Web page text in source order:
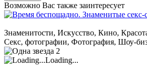
Возможно Вас также заинтересует
Знаменитости, Искусство, Кино,
Секс, фотографии, Фотография, Шоу-
2
Loading...